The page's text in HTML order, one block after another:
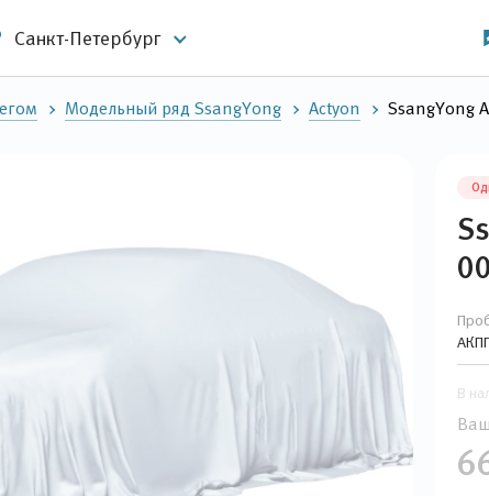
Санкт-Петербург
Модельный ряд SsangYong Actyon SsangYong
В